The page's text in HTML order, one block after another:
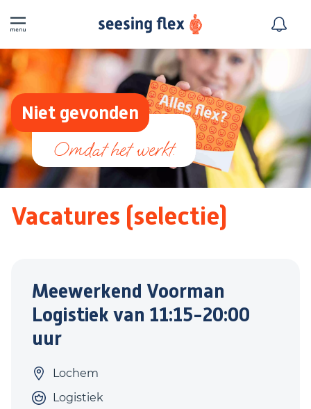
Niet gevonden
Vacatures (selectie)
Meewerkend Voorman
Logistiek van 11:15-20:00
uur
Lochem
Logistiek